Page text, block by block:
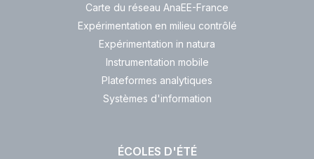
Carte du réseau AnaEE-France
Expérimentation en milieu contrôlé
Expérimentation in natura
Instrumentation mobile
Plateformes analytiques
Systèmes d'information
ÉCOLES D'ÉTÉ